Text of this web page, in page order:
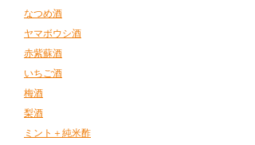
なつめ酒
ヤマボウシ酒
赤紫蘇酒
いちご酒
梅酒
梨酒
ミント＋純米酢